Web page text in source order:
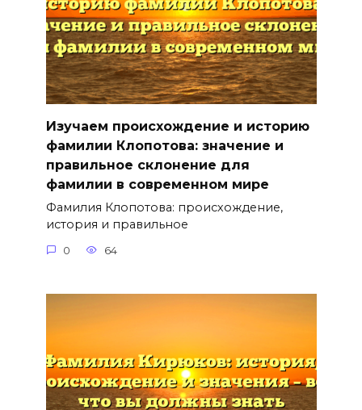
Изучаем происхождение и историю
фамилии Клопотова: значение и
правильное склонение для
фамилии в современном мире
Фамилия Клопотова: происхождение,
история и правильное
0 64